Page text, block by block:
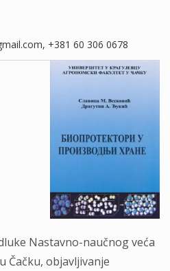
+381 60 306 0678
Nastavno-naučnog veća
Čačku, objavljivanje